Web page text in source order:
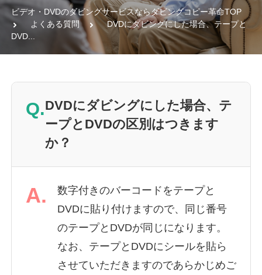
ビデオ・DVDのダビングサービスならダビングコピー革命TOP
よくある質問
DVDにダビングにした場合、テープと
DVD...
Q.DVDにダビングにした場合、テ
ープとDVDの区別はつきます
か？
A.
数字付きのバーコードをテープと
DVDに貼り付けますので、同じ番号
のテープとDVDが同じになります。
なお、テープとDVDにシールを貼ら
させていただきますのであらかじめご